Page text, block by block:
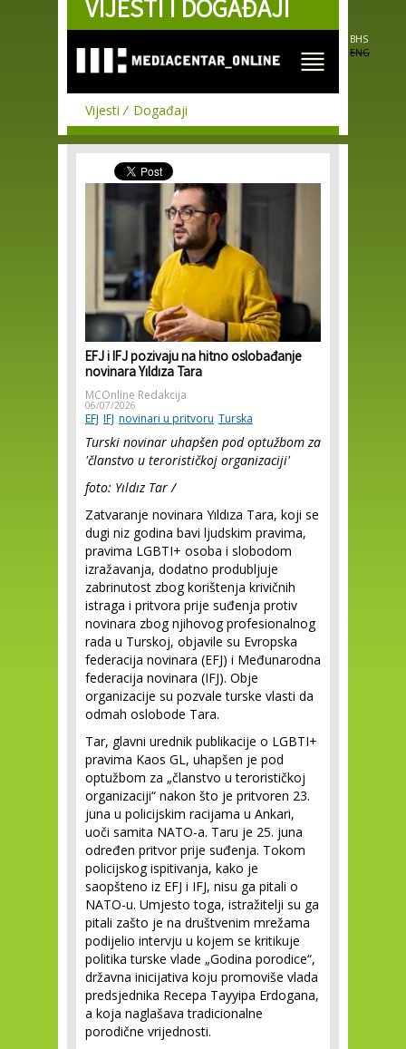
Skip to
main
VIJESTI I DOGAĐAJI
BHS
ENG
Vijesti Događaji
EFJ i IFJ pozivaju na hitno oslobađanje
novinara Yıldıza Tara
MCOnline Redakcija
06/07/2026
EFJ IFJ novinari u pritvoru Turska
Turski novinar uhapšen pod optužbom za
'članstvo u terorističkoj organizaciji'
foto: Yıldız Tar /
Zatvaranje novinara Yıldıza Tara, koji se
dugi niz godina bavi ljudskim pravima,
pravima LGBTI+ osoba i slobodom
izražavanja, dodatno produbljuje
zabrinutost zbog korištenja krivičnih
istraga i pritvora prije suđenja protiv
novinara zbog njihovog profesionalnog
rada u Turskoj, objavile su Evropska
federacija novinara (EFJ) i Međunarodna
federacija novinara (IFJ). Obje
organizacije su pozvale turske vlasti da
odmah oslobode Tara.
Tar, glavni urednik publikacije o LGBTI+
pravima Kaos GL, uhapšen je pod
optužbom za „članstvo u terorističkoj
organizaciji“ nakon što je pritvoren 23.
juna u policijskim racijama u Ankari,
uoči samita NATO-a. Taru je 25. juna
određen pritvor prije suđenja. Tokom
policijskog ispitivanja, kako je
saopšteno iz EFJ i IFJ, nisu ga pitali o
NATO-u. Umjesto toga, istražitelji su ga
pitali zašto je na društvenim mrežama
podijelio intervju u kojem se kritikuje
politika turske vlade „Godina porodice“,
državna inicijativa koju promoviše vlada
predsjednika Recepa Tayyipa Erdogana,
a koja naglašava tradicionalne
porodične vrijednosti.